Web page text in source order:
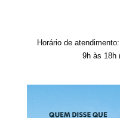
Horário de
9h às 18h